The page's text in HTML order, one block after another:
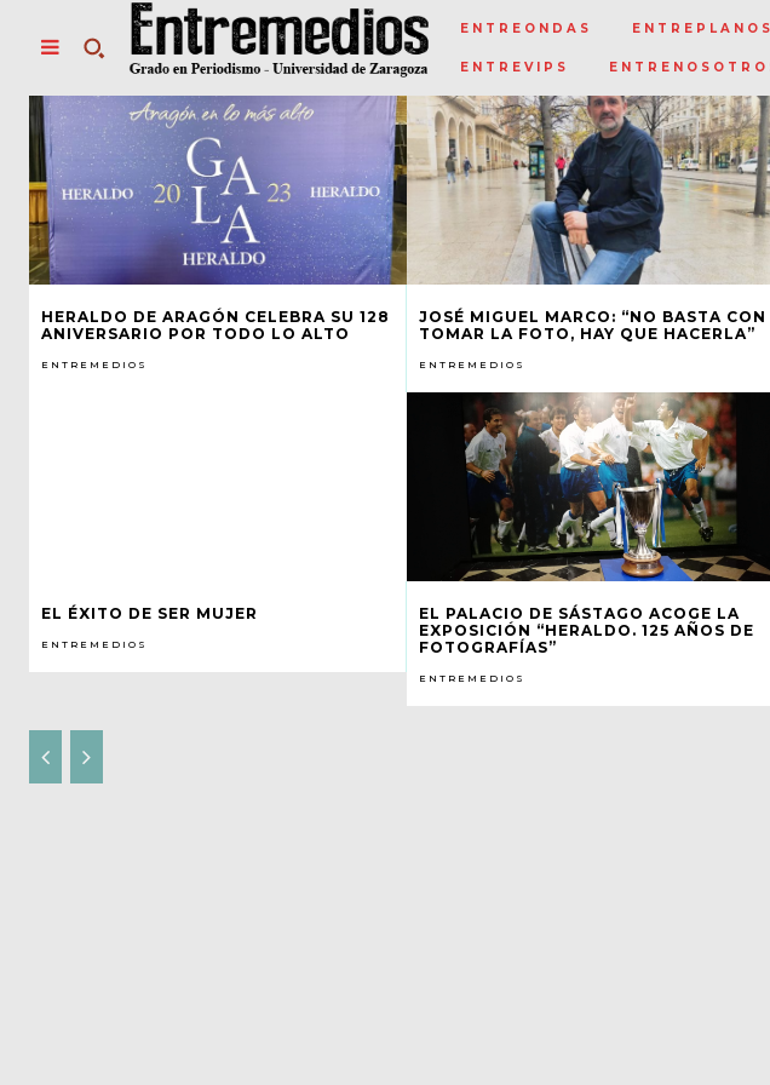
ENTREONDAS ENTREPLANOS
ENTREVIPS
HERALDO DE ARAGÓN CELEBRA SU 128
ANIVERSARIO POR TODO LO ALTO
ENTREMEDIOS
JOSÉ MIGUEL MARCO: “NO BASTA CON
TOMAR LA FOTO, HAY QUE HACERLA”
ENTREMEDIOS
EL ÉXITO DE SER MUJER
ENTREMEDIOS
EL PALACIO DE SÁSTAGO ACOGE LA
EXPOSICIÓN “HERALDO. 125 AÑOS DE
FOTOGRAFÍAS”
ENTREMEDIOS